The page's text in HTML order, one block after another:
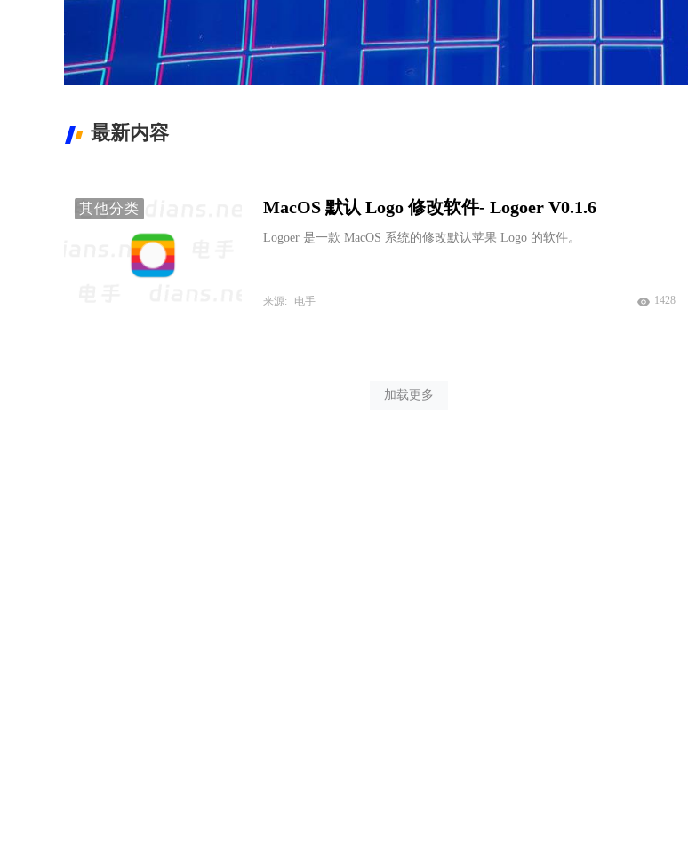
Windows 最新镜像下载
Windows XP-11
最新内容
其他分类 MacOS 默认 Logo 修改软件- Logoer V0.1.6
Logoer 是一款 MacOS 系统的修改默认苹果 Logo 的软件。
来源: 电手 1428
加载更多